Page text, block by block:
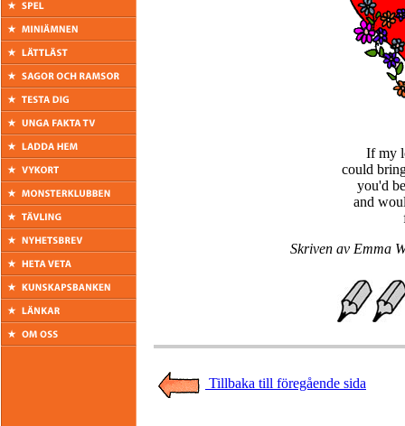
If my
could
you'd
and
Skriven av Emma
Tillbaka till föregående sida